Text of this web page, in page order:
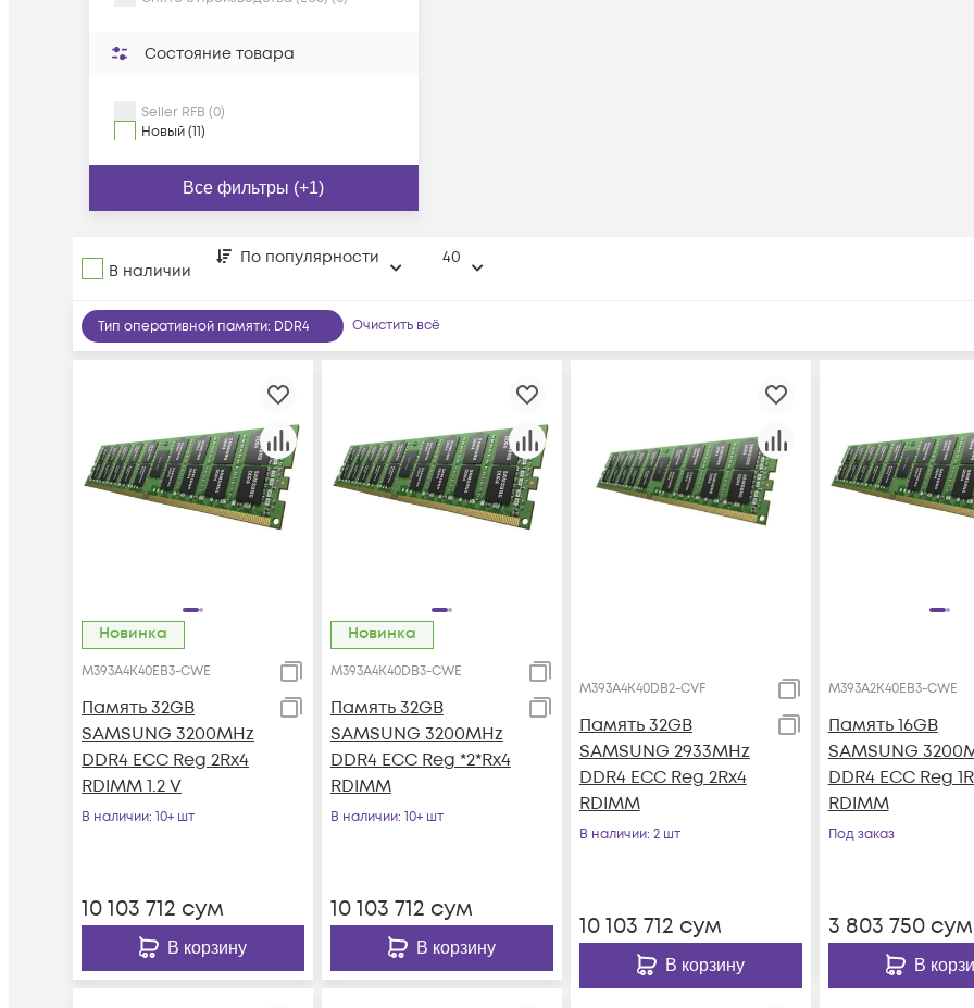
Состояние товара
Seller RFB (0)
Новый (11)
Все фильтры (+1)
В наличии
По популярности 40
Тип оперативной памяти: DDR4 Очистить всё
Новинка
M393A4K40EB3-CWE
Память 32GB
SAMSUNG 3200MHz
DDR4 ECC Reg 2Rx4
RDIMM 1.2 V
В наличии: 10+ шт
10 103 712 сум
В корзину
Новинка
M393A4K40DB3-CWE
Память 32GB
SAMSUNG 3200MHz
DDR4 ECC Reg *2*Rx4
RDIMM
В наличии: 10+ шт
10 103 712 сум
В корзину
M393A4K40DB2-CVF
Память 32GB
SAMSUNG 2933MHz
DDR4 ECC Reg 2Rx4
RDIMM
В наличии: 2 шт
10 103 712 сум
В корзину
M393A2K40EB3-CWE
Память 16GB
SAMSUNG
DDR4 ECC Reg
RDIMM
Под заказ
3 803 750сум
В